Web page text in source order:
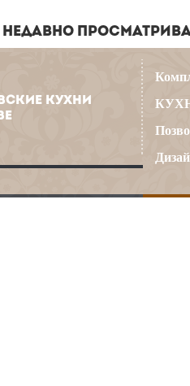
КУХНИ